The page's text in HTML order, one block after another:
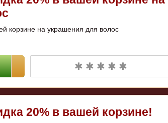
корзине на украшения для волос
✱ ✱ ✱ ✱ ✱
20% в вашей корзине!